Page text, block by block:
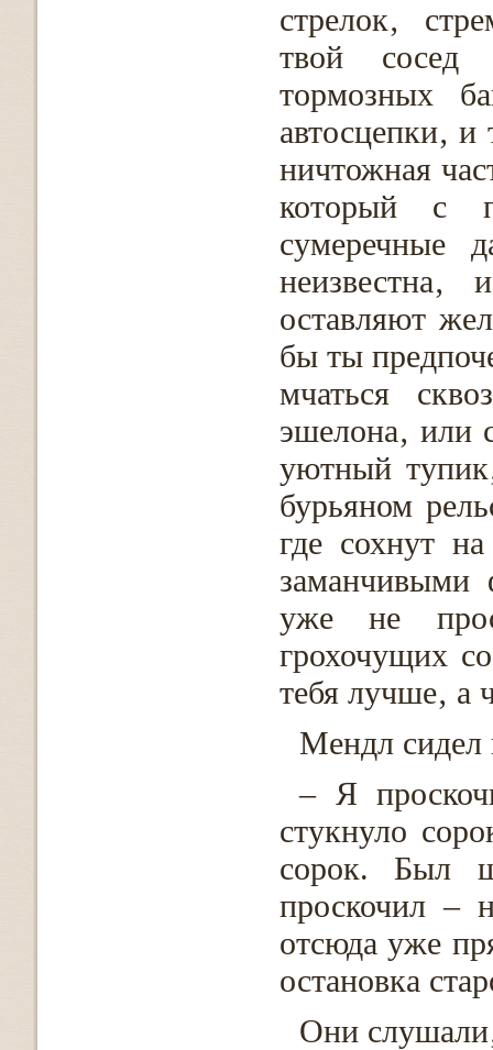
стрелок‚
твой сосед
тормозных
автосцепки‚
ничтожная
который с
сумеречные
оставляют
бы ты
мчаться
эшелона‚ или
уютный
бурьяном
где сохнут
заманчивыми
уже не
грохочущих
тебя лучше‚ а
Мендл сидел
– Я
стукнуло
сорок. Был
проскочил –
отсюда уже
остановка
Они